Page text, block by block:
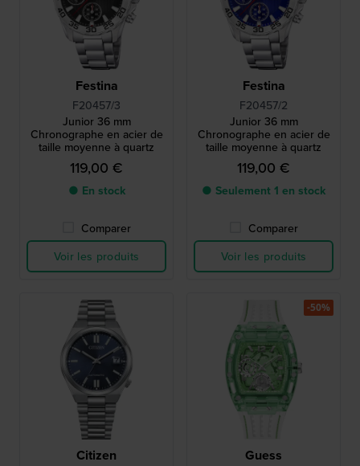
Festina
F20457/3
Junior 36 mm
Chronographe en acier de
taille moyenne à quartz
119,00 €
● En stock
Comparer
Voir les produits
Festina
F20457/2
Junior 36 mm
Chronographe en acier de
taille moyenne à quartz
119,00 €
● Seulement 1 en stock
Comparer
Voir les produits
Citizen Guess
-50%